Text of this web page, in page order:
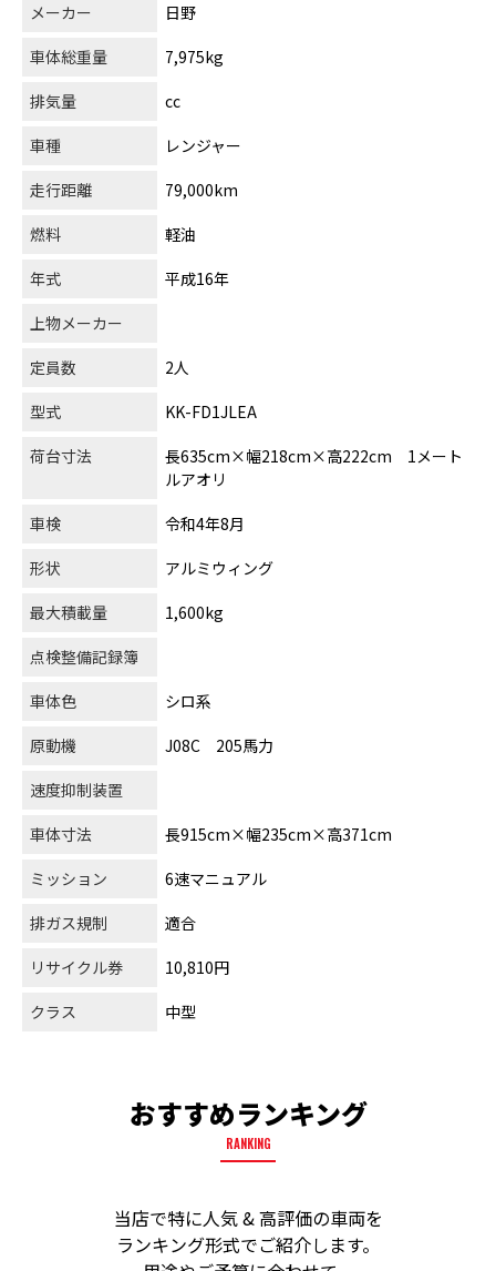
メーカー
日野
車体総重量
7,975kg
排気量
cc
車種
レンジャー
走行距離
79,000km
燃料
軽油
年式
平成16年
上物メーカー
定員数
2人
型式
KK-FD1JLEA
荷台寸法
長635cm×幅218cm×高222cm 1メート
ルアオリ
車検
令和4年8月
形状
アルミウィング
最大積載量
1,600kg
点検整備記録簿
車体色
シロ系
原動機
J08C 205馬力
速度抑制装置
車体寸法
長915cm×幅235cm×高371cm
ミッション
6速マニュアル
排ガス規制
適合
リサイクル券
10,810円
クラス
中型
おすすめランキング
RANKING
当店で特に人気 & 高評価の車両を
ランキング形式でご紹介します。